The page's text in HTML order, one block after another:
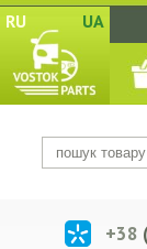
RU UA
+38